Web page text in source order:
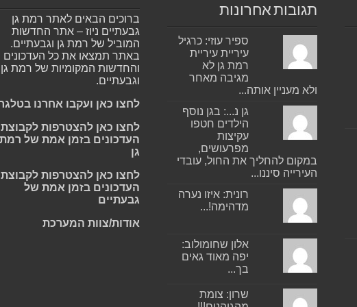
תגובות אחרונות
ספיר עוזי: כרגיל
עיריית עיריית
רמת גן לא
מגיבה מאחר
ולא מעניין אותה...
גן נ...: בגן נוסף
הילדים חטפו
עקיצות
מפרעושים,
במקום להחליך את החול, עובדי
העירייה סיננו...
רונית: איזו נערה
מדהימה!...
אלון שחומולוב:
יפה מאוד גאים
בך...
שרון: צומת
ברוכים הבאים לאתר רמת גן
גבעתיים ניוז – אתר החדשות
המוביל של רמת גן וגבעתיים.
באתר תמצאו את כל העדכונים
והחדשות המקומיות של רמת גן
וגבעתיים.
לחצו כאן ועקבו אחרנו
לחצו כאן להצטרפות לקבוצת
העדכונים בזמן אמת של רמת
גן
לחצו כאן להצטרפות לקבוצת
העדכונים בזמן אמת של
גבעתיים
אודות/צוות המערכת